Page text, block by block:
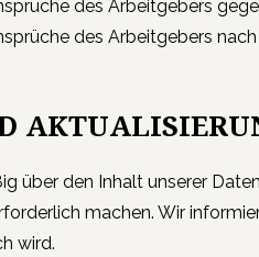
des Arbeitgebers
des Arbeitgebers
über den Inhalt unserer
machen. Wir
wird.